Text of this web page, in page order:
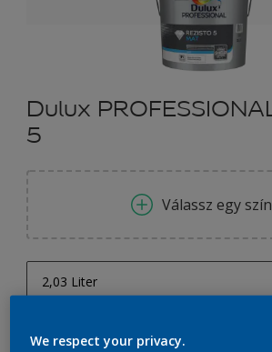
Dulux
5
Válassz egy
2,03 Liter
mennyiség Festékalkulátor
We respect your privacy.